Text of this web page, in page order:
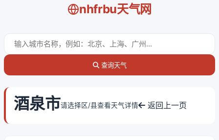
nhfrbu天气网
查询天气
酒泉市请选择区/县查看天气详情 返回上一页